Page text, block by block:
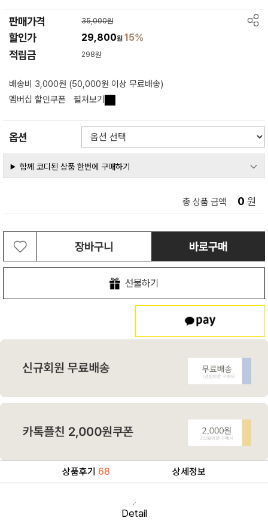
판매가격 35,000원
할인가 29,800원15%
적립금 298원
배송비 3,000원 (50,000원 이상 무료배송)
멤버십 할인쿠폰
펼쳐보기
옵션
함께 코디된 상품 한번에 구매하기
총 상품 금액 0 원
장바구니 바로구매
선물하기
상품후기 68 상세정보
Detail